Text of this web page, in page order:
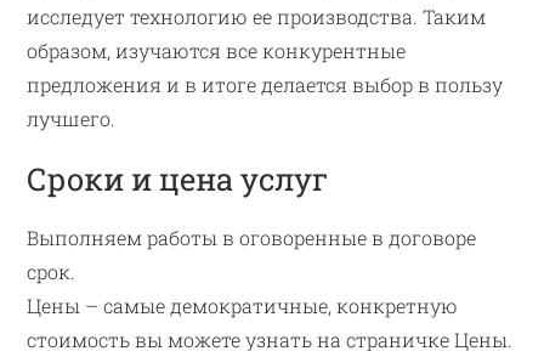
исследует технологию ее производства. Таким
образом, изучаются все конкурентные
предложения и в итоге делается выбор в пользу
лучшего.
Сроки и цена услуг
Выполняем работы в оговоренные в договоре
срок.
Цены – самые демократичные, конкретную
стоимость вы можете узнать на страничке Цены.